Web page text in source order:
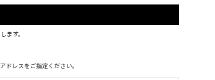
ます。
レスをご指定ください。